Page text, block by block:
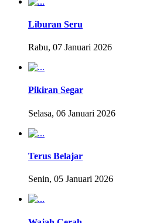
Liburan Seru
Rabu, 07 Januari 2026
Pikiran Segar
Selasa, 06 Januari 2026
Terus Belajar
Senin, 05 Januari 2026